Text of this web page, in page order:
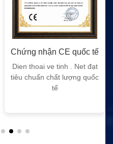
Chứng nhận CE quốc tế
Dien thoai ve tinh . Net đạt
tiêu chuẩn chất lượng quốc
tế